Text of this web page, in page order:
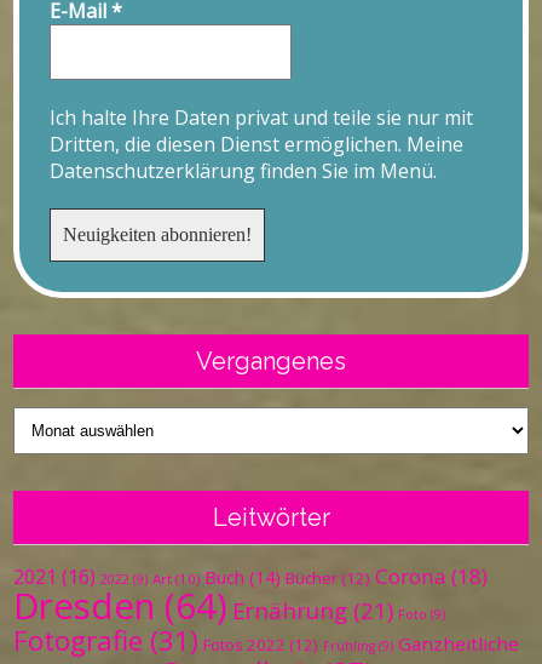
E-Mail*
Ich halte Ihre Daten privat und teile sie nur mit
Dritten, die diesen Dienst ermöglichen. Meine
Datenschutzerklärung finden Sie im Menü.
Vergangenes
Vergangenes
Leitwörter
2021 (16) 2022 (9) Art (10) Buch (14) Bücher (12) Corona (18)
Dresden (64) Ernährung (21) Foto (9)
Fotografie (31) Fotos 2022 (12) Frühling (9) Ganzheitliche